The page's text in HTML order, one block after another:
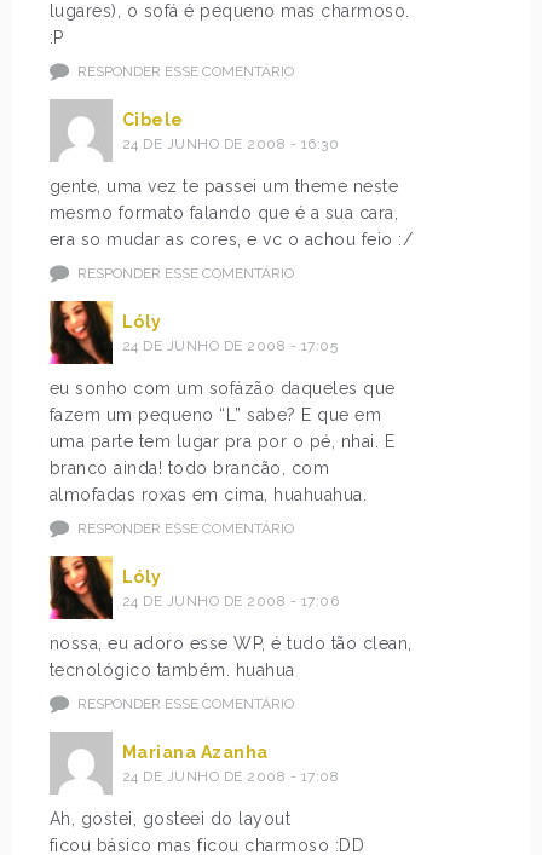
lugares), o sofá é pequeno mas charmoso.
:P
RESPONDER ESSE COMENTÁRIO
Cibele
24 DE JUNHO DE 2008 - 16:30
gente, uma vez te passei um theme neste
mesmo formato falando que é a sua cara,
era so mudar as cores, e vc o achou feio :/
RESPONDER ESSE COMENTÁRIO
Lóly
24 DE JUNHO DE 2008 - 17:05
eu sonho com um sofázão daqueles que
fazem um pequeno “L” sabe? E que em
uma parte tem lugar pra por o pé, nhai. E
branco ainda! todo brancão, com
almofadas roxas em cima, huahuahua.
RESPONDER ESSE COMENTÁRIO
Lóly
24 DE JUNHO DE 2008 - 17:06
nossa, eu adoro esse WP, é tudo tão clean,
tecnológico também. huahua
RESPONDER ESSE COMENTÁRIO
Mariana Azanha
24 DE JUNHO DE 2008 - 17:08
Ah, gostei, gosteei do layout
ficou básico mas ficou charmoso :DD